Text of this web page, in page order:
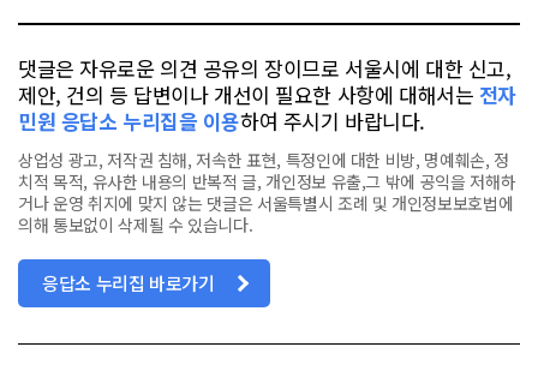
댓글은 자유로운 의견 공유의 장이므로 서울시에 대한 신고,
제안, 건의 등 답변이나 개선이 필요한 사항에 대해서는 전자
민원 응답소 누리집을 이용하여 주시기 바랍니다.
상업성 광고, 저작권 침해, 저속한 표현, 특정인에 대한 비방, 명예훼손, 정
치적 목적, 유사한 내용의 반복적 글, 개인정보 유출,그 밖에 공익을 저해하
거나 운영 취지에 맞지 않는 댓글은 서울특별시 조례 및 개인정보보호법에
의해 통보없이 삭제될 수 있습니다.
응답소 누리집 바로가기